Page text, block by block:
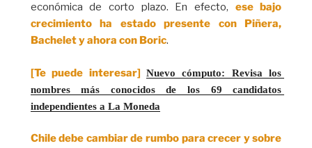
económica de corto plazo. En efecto, ese bajo
crecimiento ha estado presente con Piñera,
Bachelet y ahora con Boric.
[Te puede interesar] Nuevo cómputo: Revisa los
nombres más conocidos de los 69 candidatos
independientes a La Moneda
Chile debe cambiar de rumbo para crecer y sobre